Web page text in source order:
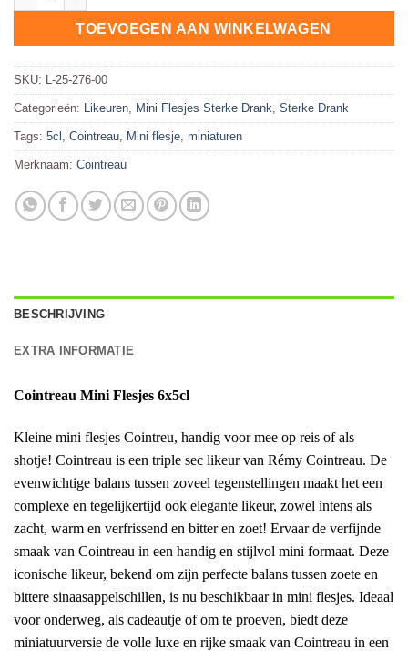
TOEVOEGEN AAN WINKELWAGEN
SKU: L-25-276-00
Categorieën: Likeuren Mini Flesjes Sterke Drank Sterke Drank
Tags: 5cl Cointreau Mini flesje miniaturen
Merknaam: Cointreau
BESCHRIJVING
EXTRA INFORMATIE
Cointreau Mini Flesjes 6x5cl
Kleine mini flesjes Cointreu, handig voor mee op reis of als
shotje! Cointreau is een triple sec likeur van Rémy Cointreau. De
evenwichtige balans tussen zoveel tegenstellingen maakt het een
complexe en tegelijkertijd ook elegante likeur, zowel intens als
zacht, warm en verfrissend en bitter en zoet! Ervaar de verfijnde
smaak van Cointreau in een handig en stijlvol mini formaat. Deze
iconische likeur, bekend om zijn perfecte balans tussen zoete en
bittere sinaasappelschillen, is nu beschikbaar in mini flesjes. Ideaal
voor onderweg, als cadeautje of om te proeven, biedt deze
miniatuurversie de volle luxe en rijke smaak van Cointreau in een